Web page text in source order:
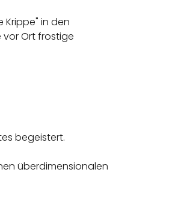
Krippe" in den
vor Ort frostige
begeistert.
überdimensionalen